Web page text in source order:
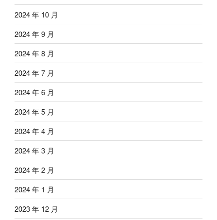
2024 年 10 月
2024 年 9 月
2024 年 8 月
2024 年 7 月
2024 年 6 月
2024 年 5 月
2024 年 4 月
2024 年 3 月
2024 年 2 月
2024 年 1 月
2023 年 12 月